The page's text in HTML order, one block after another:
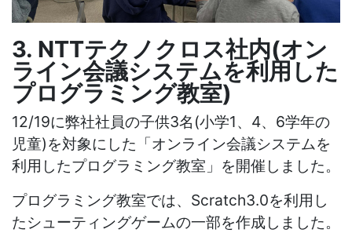
3. NTTテクノクロス社内(オン
ライン会議システムを利用した
プログラミング教室)
12/19に弊社社員の子供3名(小学1、4、6学年の
児童)を対象にした「オンライン会議システムを
利用したプログラミング教室」を開催しました。
プログラミング教室では、Scratch3.0を利用し
たシューティングゲームの一部を作成しました。